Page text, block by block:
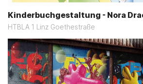
Kinderbuchgestaltung - Nora
HTBLA 1 Linz Goethestraße